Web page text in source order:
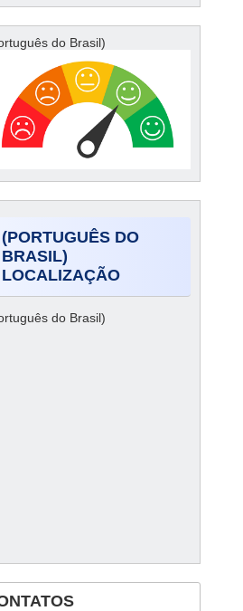
do Brasil)
(PORTUGUÊS DO
BRASIL)
LOCALIZAÇÃO
do Brasil)